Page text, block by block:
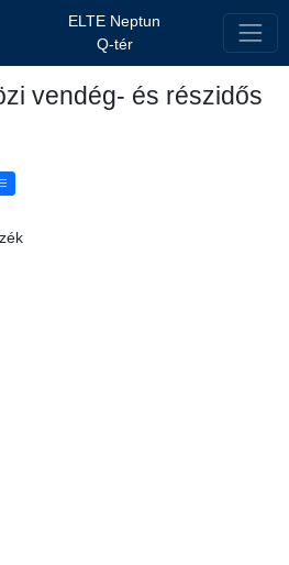
ELTE Neptun
Q-tér
vendég- és részidős